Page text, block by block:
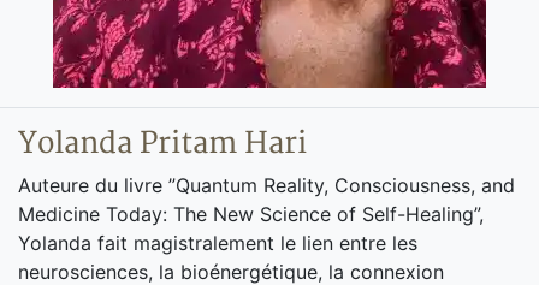
Yolanda Pritam Hari
Auteure du livre ”Quantum Reality, Consciousness, and
Medicine Today: The New Science of Self-Healing”,
Yolanda fait magistralement le lien entre les
neurosciences, la bioénergétique, la connexion